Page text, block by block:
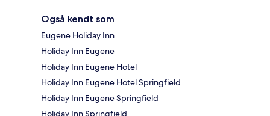
Også kendt som
Eugene Holiday Inn
Holiday Inn Eugene
Holiday Inn Eugene Hotel
Holiday Inn Eugene Hotel Springfield
Holiday Inn Eugene Springfield
Holiday Inn Springfield